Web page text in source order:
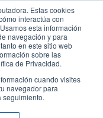
Estas cookies
interactúa con
esta información
navegación y para
en este sitio web
sobre las
de Privacidad.
cuando visites
navegador para
seguimiento.
User
account
menu
User
Selector de productos